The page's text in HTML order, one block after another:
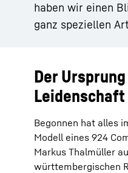
haben wir einen
ganz speziellen
Der
Leidenschaft
Begonnen hat alles
Modell eines 924
Markus Thalmüller
württembergischen